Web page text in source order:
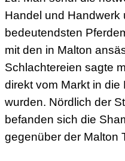
Handel und Handwerk
bedeutendsten
mit den in Malton
Schlachtereien sagte
direkt vom Markt in
wurden. Nördlich der
befanden sich die
gegenüber der Malton